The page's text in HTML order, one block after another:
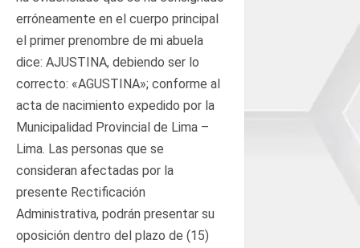
erróneamente en el cuerpo principal
el primer prenombre de mi abuela
dice: AJUSTINA, debiendo ser lo
correcto: «AGUSTINA»; conforme al
acta de nacimiento expedido por la
Municipalidad Provincial de Lima –
Lima. Las personas que se
consideran afectadas por la
presente Rectificación
Administrativa, podrán presentar su
oposición dentro del plazo de (15)